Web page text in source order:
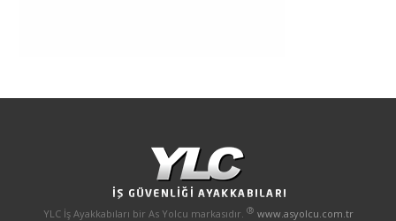
YLC İş Ayakkabıları bir As Yolcu markasıdır. ® www.asyolcu.com.tr